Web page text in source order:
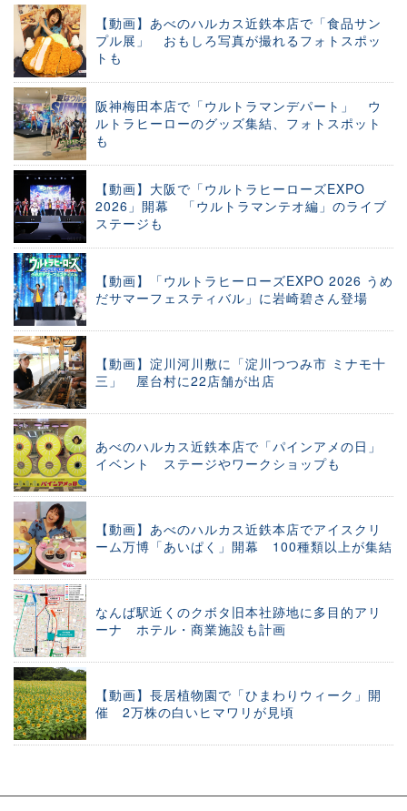
【動画】あべのハルカス近鉄本店で「食品サン
プル展」 おもしろ写真が撮れるフォトスポッ
トも
阪神梅田本店で「ウルトラマンデパート」 ウ
ルトラヒーローのグッズ集結、フォトスポット
も
【動画】大阪で「ウルトラヒーローズEXPO
2026」開幕 「ウルトラマンテオ編」のライブ
ステージも
【動画】「ウルトラヒーローズEXPO 2026 うめ
だサマーフェスティバル」に岩崎碧さん登場
【動画】淀川河川敷に「淀川つつみ市 ミナモ十
三」 屋台村に22店舗が出店
あべのハルカス近鉄本店で「パインアメの日」
イベント ステージやワークショップも
【動画】あべのハルカス近鉄本店でアイスクリ
ーム万博「あいぱく」開幕 100種類以上が集結
なんば駅近くのクボタ旧本社跡地に多目的アリ
ーナ ホテル・商業施設も計画
【動画】長居植物園で「ひまわりウィーク」開
催 2万株の白いヒマワリが見頃